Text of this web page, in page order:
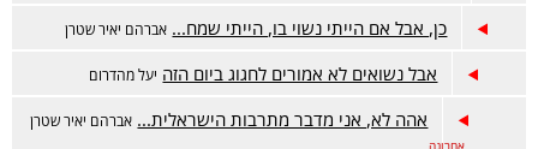
כן, אבל אם הייתי נשוי בו, הייתי שמח... אברהם יאיר שטרן
אבל נשואים לא אמורים לחגוג ביום הזה יעל מהדרום
אהה לא, אני מדבר מתרבות הישראלית... אברהם יאיר שטרן
אחרונה